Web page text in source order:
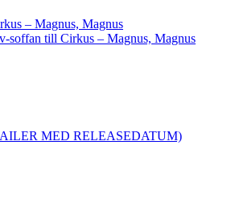
– Magnus, Magnus
soffan till Cirkus – Magnus, Magnus
MED RELEASEDATUM)